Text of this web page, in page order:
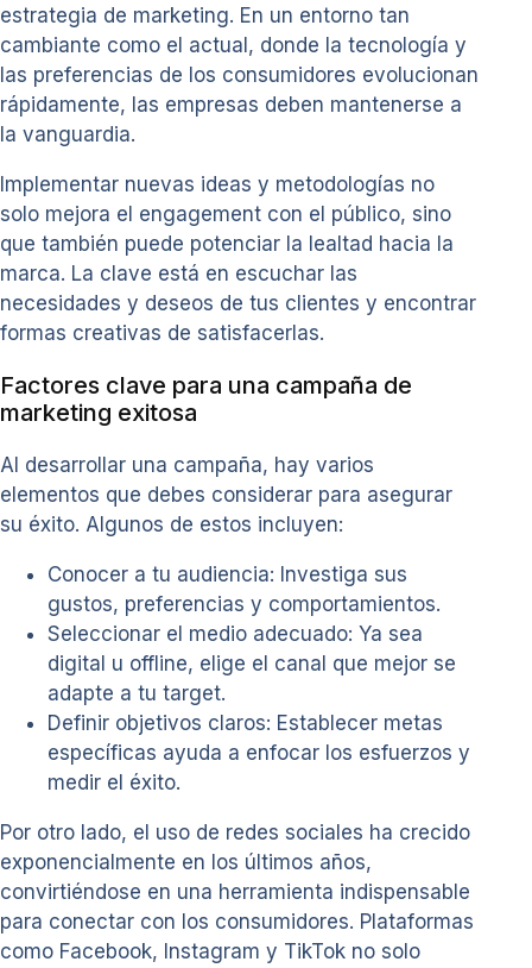
estrategia de marketing. En un entorno tan
cambiante como el actual, donde la tecnología y
las preferencias de los consumidores evolucionan
rápidamente, las empresas deben mantenerse a
la vanguardia.
Implementar nuevas ideas y metodologías no
solo mejora el engagement con el público, sino
que también puede potenciar la lealtad hacia la
marca. La clave está en escuchar las
necesidades y deseos de tus clientes y encontrar
formas creativas de satisfacerlas.
Factores clave para una campaña de
marketing exitosa
Al desarrollar una campaña, hay varios
elementos que debes considerar para asegurar
su éxito. Algunos de estos incluyen:
Conocer a tu audiencia: Investiga sus
gustos, preferencias y comportamientos.
Seleccionar el medio adecuado: Ya sea
digital u offline, elige el canal que mejor se
adapte a tu target.
Definir objetivos claros: Establecer metas
específicas ayuda a enfocar los esfuerzos y
medir el éxito.
Por otro lado, el uso de redes sociales ha crecido
exponencialmente en los últimos años,
convirtiéndose en una herramienta indispensable
para conectar con los consumidores. Plataformas
como Facebook, Instagram y TikTok no solo